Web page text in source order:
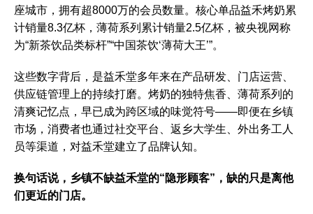
座城市，拥有超8000万的会员数量。核心单品益禾烤奶累
计销量8.3亿杯，薄荷系列累计销量2.5亿杯，被央视网称
为“新茶饮品类标杆”“中国茶饮‘薄荷大王’”。
这些数字背后，是益禾堂多年来在产品研发、门店运营、
供应链管理上的持续打磨。烤奶的独特焦香、薄荷系列的
清爽记忆点，早已成为跨区域的味觉符号——即便在乡镇
市场，消费者也通过社交平台、返乡大学生、外出务工人
员等渠道，对益禾堂建立了品牌认知。
换句话说，乡镇不缺益禾堂的“隐形顾客”，缺的只是离他
们更近的门店。